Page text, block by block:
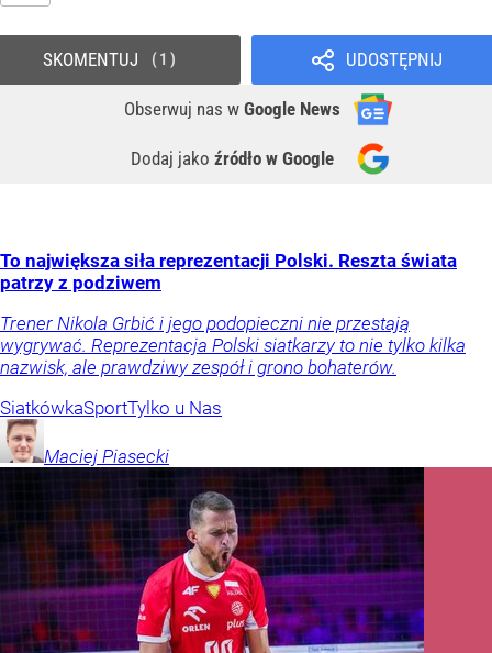
UDOSTĘPNIJ
Obserwuj nas w Google News
Dodaj jako źródło w Google
SKOMENTUJ 1
To największa siła reprezentacji Polski. Reszta świata
patrzy z podziwem
Trener Nikola Grbić i jego podopieczni nie przestają
wygrywać. Reprezentacja Polski siatkarzy to nie tylko kilka
nazwisk, ale prawdziwy zespół i grono bohaterów.
SiatkówkaSportTylko u Nas
Maciej Piasecki